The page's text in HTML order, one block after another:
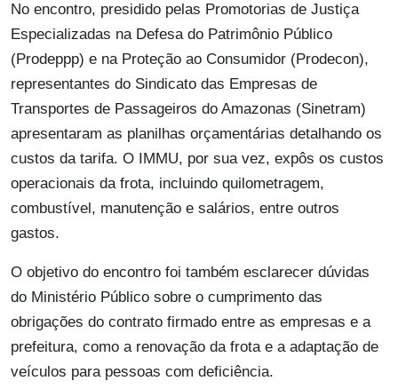
No encontro, presidido pelas Promotorias de Justiça
Especializadas na Defesa do Patrimônio Público
(Prodeppp) e na Proteção ao Consumidor (Prodecon),
representantes do Sindicato das Empresas de
Transportes de Passageiros do Amazonas (Sinetram)
apresentaram as planilhas orçamentárias detalhando os
custos da tarifa. O IMMU, por sua vez, expôs os custos
operacionais da frota, incluindo quilometragem,
combustível, manutenção e salários, entre outros
gastos.
O objetivo do encontro foi também esclarecer dúvidas
do Ministério Público sobre o cumprimento das
obrigações do contrato firmado entre as empresas e a
prefeitura, como a renovação da frota e a adaptação de
veículos para pessoas com deficiência.